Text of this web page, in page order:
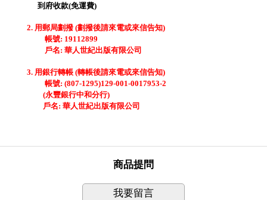
到府收款(免運費)
2. 用郵局劃撥 (劃撥後請來電或來信告知)
帳號: 19112899
戶名: 華人世紀出版有限公司
3. 用銀行轉帳 (轉帳後請來電或來信告知)
帳號: (807-1295)129-001-0017953-2
(永豐銀行中和分行)
戶名: 華人世紀出版有限公司
商品提問
我要留言